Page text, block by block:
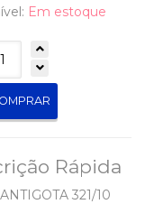
Em estoque
Rápida
321/10